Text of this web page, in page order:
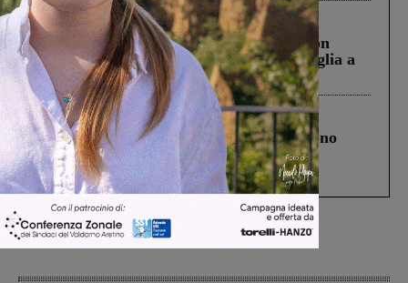
Cronaca 3 Agosto 2026
Scomparso da una struttura di Castiglion
Fiorentino l’uomo che aveva ucciso la figlia a
Levane nel 2020
Cronaca 4 Agosto 2026
Un anno fa la strage in A1 in cui morirono
Gianni, Giulia e Franco. Lo schianto, il
processo, lo stop ai sorpassi fra tir....